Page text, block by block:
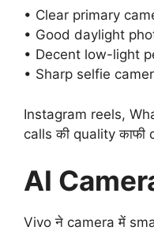
• Clear primary
• Good daylight
• Decent low-light
• Sharp selfie
Instagram reels,
calls की quality काफी
AI
Vivo ने camera में